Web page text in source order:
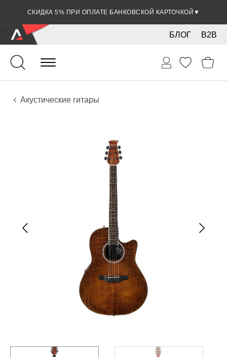
СКИДКА 5% ПРИ ОПЛАТЕ БАНКОВСКОЙ КАРТОЧКОЙ ▼
B2B
БЛОГ
Гитары
Акустические инструменты
Инструменты
Акустические гитары